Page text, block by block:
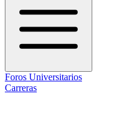
Foros Universitarios
Carreras